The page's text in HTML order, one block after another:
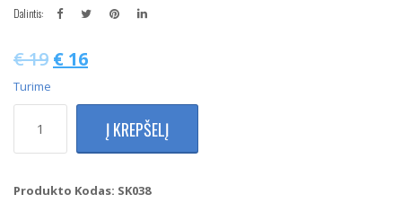
Dalintis:
€19 € 16
Turime
kiekis:
2014-
Į KREPŠELĮ
Produkto Kodas: SK038